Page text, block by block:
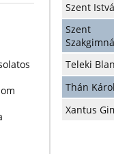
Szent
Szent
Teleki
Thán
Xantus